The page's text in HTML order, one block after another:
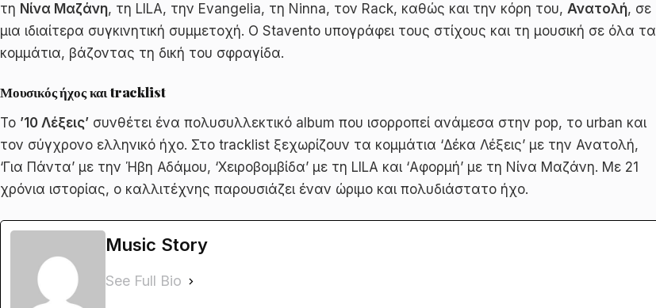
τη Νίνα Μαζάνη, τη LILA, την Evangelia, τη Ninna, τον Rack, καθώς και την κόρη του, Ανατολή, σε
μια ιδιαίτερα συγκινητική συμμετοχή. Ο Stavento υπογράφει τους στίχους και τη μουσική σε όλα τα
κομμάτια, βάζοντας τη δική του σφραγίδα.
Μουσικός ήχος και tracklist
Το ’10 Λέξεις’ συνθέτει ένα πολυσυλλεκτικό album που ισορροπεί ανάμεσα στην pop, το urban και
τον σύγχρονο ελληνικό ήχο. Στο tracklist ξεχωρίζουν τα κομμάτια ‘Δέκα Λέξεις’ με την Ανατολή,
‘Για Πάντα’ με την Ήβη Αδάμου, ‘Χειροβομβίδα’ με τη LILA και ‘Αφορμή’ με τη Νίνα Μαζάνη. Με 21
χρόνια ιστορίας, ο καλλιτέχνης παρουσιάζει έναν ώριμο και πολυδιάστατο ήχο.
Music Story
See Full Bio